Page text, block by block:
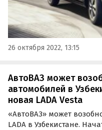
26 октября 2022, 13:15
АвтоВАЗ может
автомобилей в
новая LADA Vesta
«АвтоВАЗ» может
LADA в Узбекистане.